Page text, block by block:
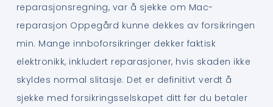
reparasjonsregning, var å sjekke om Mac-
reparasjon Oppegård kunne dekkes av forsikringen
min. Mange innboforsikringer dekker faktisk
elektronikk, inkludert reparasjoner, hvis skaden ikke
skyldes normal slitasje. Det er definitivt verdt å
sjekke med forsikringsselskapet ditt før du betaler